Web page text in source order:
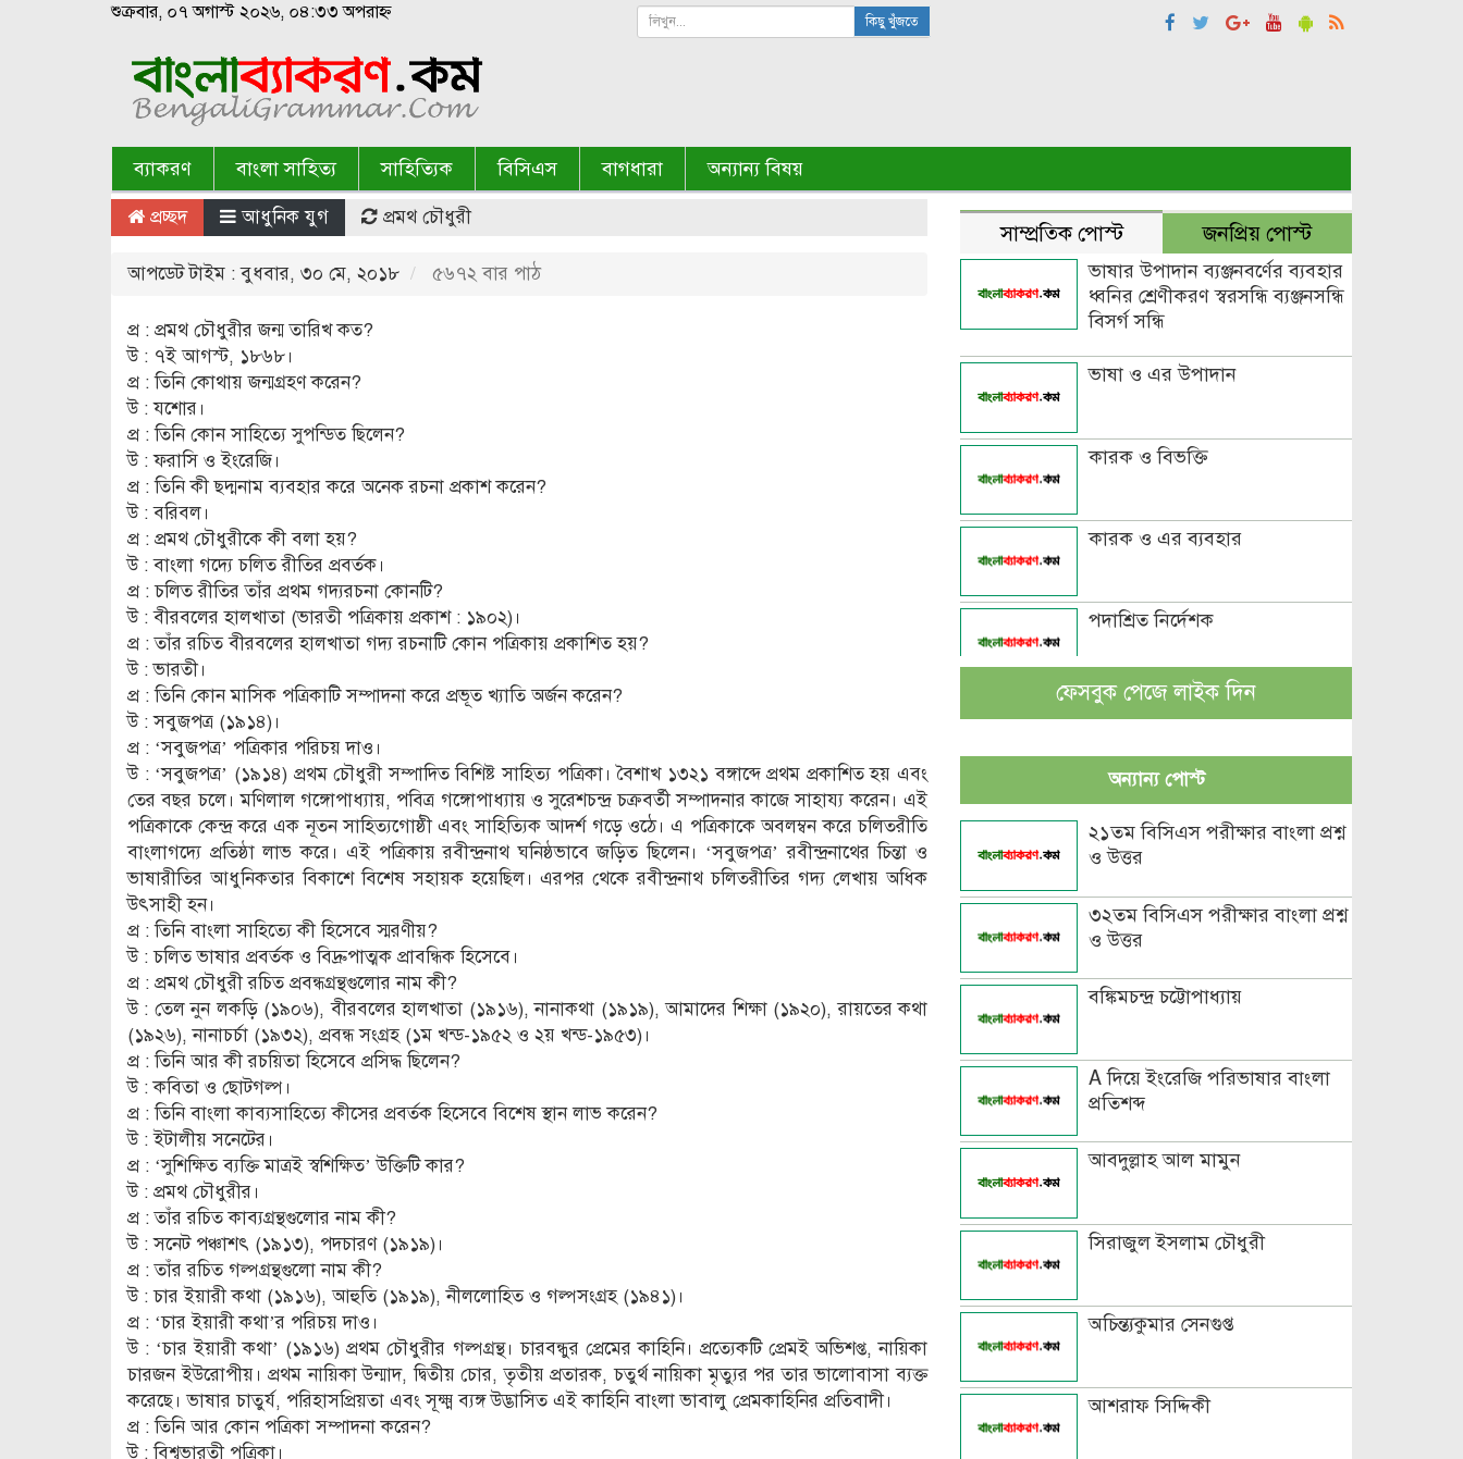
শুক্রবার, ০৭ অগাস্ট ২০২৬, ০৪:৩৩ অপরাহ্ন কিছু খুঁজতে
ব্যাকরণ বাংলা সাহিত্য সাহিত্যিক বিসিএস বাগধারা অন্যান্য বিষয়
প্রচ্ছদ আধুনিক যুগ প্রমথ চৌধুরী
আপডেট টাইম : বুধবার, ৩০ মে, ২০১৮ ৫৬৭২ বার পাঠ
প্র : প্রমথ চৌধুরীর জন্ম তারিখ কত?
উ : ৭ই আগস্ট, ১৮৬৮।
প্র : তিনি কোথায় জন্মগ্রহণ করেন?
উ : যশোর।
প্র : তিনি কোন সাহিত্যে সুপন্ডিত ছিলেন?
উ : ফরাসি ও ইংরেজি।
প্র : তিনি কী ছদ্মনাম ব্যবহার করে অনেক রচনা প্রকাশ করেন?
উ : বরিবল।
প্র : প্রমথ চৌধুরীকে কী বলা হয়?
উ : বাংলা গদ্যে চলিত রীতির প্রবর্তক।
প্র : চলিত রীতির তাঁর প্রথম গদ্যরচনা কোনটি?
উ : বীরবলের হালখাতা (ভারতী পত্রিকায় প্রকাশ : ১৯০২)।
প্র : তাঁর রচিত বীরবলের হালখাতা গদ্য রচনাটি কোন পত্রিকায় প্রকাশিত হয়?
উ : ভারতী।
প্র : তিনি কোন মাসিক পত্রিকাটি সম্পাদনা করে প্রভূত খ্যাতি অর্জন করেন?
উ : সবুজপত্র (১৯১৪)।
প্র : ‘সবুজপত্র’ পত্রিকার পরিচয় দাও।
উ : ‘সবুজপত্র’ (১৯১৪) প্রথম চৌধুরী সম্পাদিত বিশিষ্ট সাহিত্য পত্রিকা। বৈশাখ ১৩২১ বঙ্গাব্দে প্রথম প্রকাশিত হয় এবং
তের বছর চলে। মণিলাল গঙ্গোপাধ্যায়, পবিত্র গঙ্গোপাধ্যায় ও সুরেশচন্দ্র চক্রবর্তী সম্পাদনার কাজে সাহায্য করেন। এই
পত্রিকাকে কেন্দ্র করে এক নূতন সাহিত্যগোষ্ঠী এবং সাহিত্যিক আদর্শ গড়ে ওঠে। এ পত্রিকাকে অবলম্বন করে চলিতরীতি
বাংলাগদ্যে প্রতিষ্ঠা লাভ করে। এই পত্রিকায় রবীন্দ্রনাথ ঘনিষ্ঠভাবে জড়িত ছিলেন। ‘সবুজপত্র’ রবীন্দ্রনাথের চিন্তা ও
ভাষারীতির আধুনিকতার বিকাশে বিশেষ সহায়ক হয়েছিল। এরপর থেকে রবীন্দ্রনাথ চলিতরীতির গদ্য লেখায় অধিক
উৎসাহী হন।
প্র : তিনি বাংলা সাহিত্যে কী হিসেবে স্মরণীয়?
উ : চলিত ভাষার প্রবর্তক ও বিদ্রুপাত্মক প্রাবন্ধিক হিসেবে।
প্র : প্রমথ চৌধুরী রচিত প্রবন্ধগ্রন্থগুলোর নাম কী?
উ : তেল নুন লকড়ি (১৯০৬), বীরবলের হালখাতা (১৯১৬), নানাকথা (১৯১৯), আমাদের শিক্ষা (১৯২০), রায়তের কথা
(১৯২৬), নানাচর্চা (১৯৩২), প্রবন্ধ সংগ্রহ (১ম খন্ড-১৯৫২ ও ২য় খন্ড-১৯৫৩)।
প্র : তিনি আর কী রচয়িতা হিসেবে প্রসিদ্ধ ছিলেন?
উ : কবিতা ও ছোটগল্প।
প্র : তিনি বাংলা কাব্যসাহিত্যে কীসের প্রবর্তক হিসেবে বিশেষ স্থান লাভ করেন?
উ : ইটালীয় সনেটের।
প্র : ‘সুশিক্ষিত ব্যক্তি মাত্রই স্বশিক্ষিত’ উক্তিটি কার?
উ : প্রমথ চৌধুরীর।
প্র : তাঁর রচিত কাব্যগ্রন্থগুলোর নাম কী?
উ : সনেট পঞ্চাশৎ (১৯১৩), পদচারণ (১৯১৯)।
প্র : তাঁর রচিত গল্পগ্রন্থগুলো নাম কী?
উ : চার ইয়ারী কথা (১৯১৬), আহুতি (১৯১৯), নীললোহিত ও গল্পসংগ্রহ (১৯৪১)।
প্র : ‘চার ইয়ারী কথা’র পরিচয় দাও।
উ : ‘চার ইয়ারী কথা’ (১৯১৬) প্রথম চৌধুরীর গল্পগ্রন্থ। চারবন্ধুর প্রেমের কাহিনি। প্রত্যেকটি প্রেমই অভিশপ্ত, নায়িকা
চারজন ইউরোপীয়। প্রথম নায়িকা উন্মাদ, দ্বিতীয় চোর, তৃতীয় প্রতারক, চতুর্থ নায়িকা মৃত্যুর পর তার ভালোবাসা ব্যক্ত
করেছে। ভাষার চাতুর্য, পরিহাসপ্রিয়তা এবং সূক্ষ্ম ব্যঙ্গ উদ্ভাসিত এই কাহিনি বাংলা ভাবালু প্রেমকাহিনির প্রতিবাদী।
প্র : তিনি আর কোন পত্রিকা সম্পাদনা করেন?
উ : বিশ্বভারতী পত্রিকা।
সাম্প্রতিক পোস্ট জনপ্রিয় পোস্ট
ভাষার উপাদান ব্যঞ্জনবর্ণের ব্যবহার
ধ্বনির শ্রেণীকরণ স্বরসন্ধি ব্যঞ্জনসন্ধি
বিসর্গ সন্ধি
ভাষা ও এর উপাদান
কারক ও বিভক্তি
কারক ও এর ব্যবহার
পদাশ্রিত নির্দেশক
বচন কাকে বলে এবং প্রকারসহ
উদাহরণ
পুরুষবাচক শব্দের শেষে প্রত্যয় যোগে
লিঙ্গ পরিবর্তনের উদাহরণ
পুরুষ বা স্ত্রীবাচক শব্দ যোগে লিঙ্গ
পরিবর্তনের উদাহরণ
পৃথক শব্দ দ্বারা স্ত্রীলিঙ্গে পরিবর্তনের
উদাহরণ
ফেসবুক পেজে লাইক দিন
অন্যান্য পোস্ট
২১তম বিসিএস পরীক্ষার বাংলা প্রশ্ন
ও উত্তর
৩২তম বিসিএস পরীক্ষার বাংলা প্রশ্ন
ও উত্তর
বঙ্কিমচন্দ্র চট্টোপাধ্যায়
A দিয়ে ইংরেজি পরিভাষার বাংলা
প্রতিশব্দ
আবদুল্লাহ আল মামুন
সিরাজুল ইসলাম চৌধুরী
অচিন্ত্যকুমার সেনগুপ্ত
আশরাফ সিদ্দিকী